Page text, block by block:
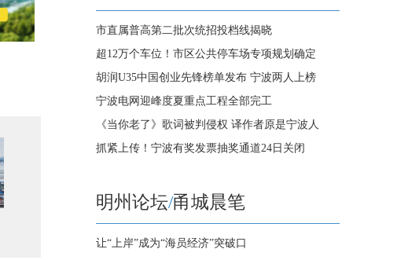
市直属普高第二批次统招投档线揭晓
超12万个车位！市区公共停车场专项规划确定
胡润U35中国创业先锋榜单发布 宁波两人上榜
宁波电网迎峰度夏重点工程全部完工
《当你老了》歌词被判侵权 译作者原是宁波人
抓紧上传！宁波有奖发票抽奖通道24日关闭
明州论坛/甬城晨笔
让“上岸”成为“海员经济”突破口